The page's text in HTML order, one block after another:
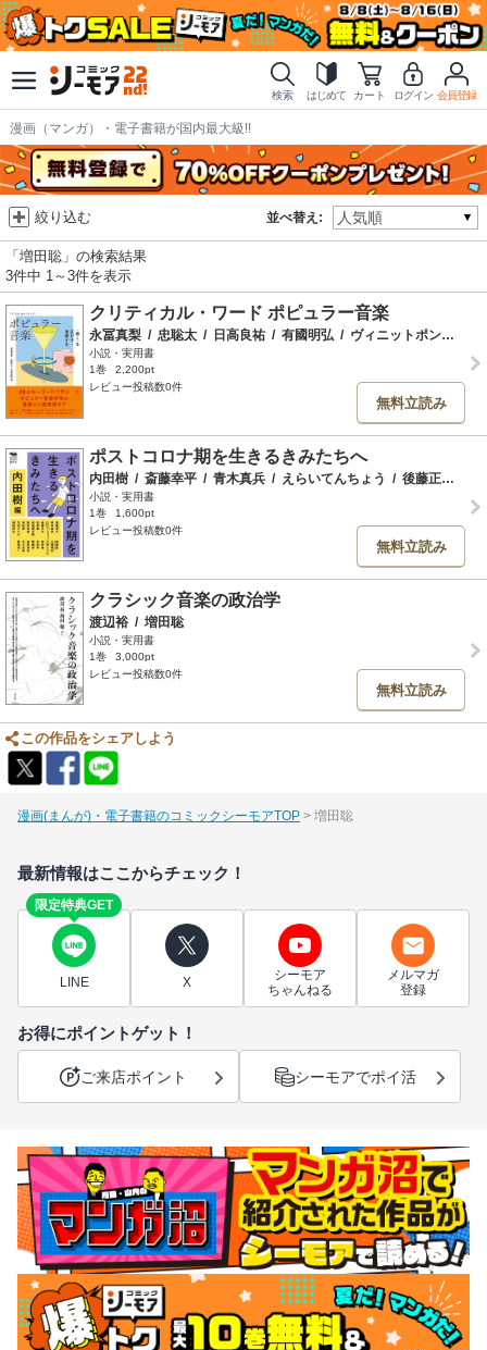
検索 はじめて カート ログイン 会員登録
漫画（マンガ）・電子書籍が国内最大級!!
並べ替え:
絞り込む
「増田聡」の検索結果
3件中 1～3件を表示
クリティカル・ワード ポピュラー音楽
永冨真梨 / 忠聡太 / 日高良祐 / 有國明弘 / ヴィニットポン ルジラット（石川ルジラット）
小説・実用書
1巻
2,200pt
レビュー投稿数0件
無料立読み
ポストコロナ期を生きるきみたちへ
内田樹 / 斎藤幸平 / 青木真兵 / えらいてんちょう / 後藤正文
小説・実用書
1巻
1,600pt
レビュー投稿数0件
無料立読み
クラシック音楽の政治学
渡辺裕 / 増田聡
小説・実用書
1巻
3,000pt
レビュー投稿数0件
無料立読み
この作品をシェアしよう
漫画(まんが)・電子書籍のコミックシーモアTOP 増田聡
最新情報はここからチェック！
限定特典GET
LINE X
シーモア
ちゃんねる
メルマガ
登録
お得にポイントゲット！
ご来店ポイント シーモアでポイ活